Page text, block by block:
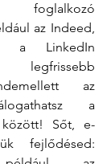
foglalkozó
az Indeed,
a LinkedIn
az
a
között! Sőt, e-
fejlődésed: